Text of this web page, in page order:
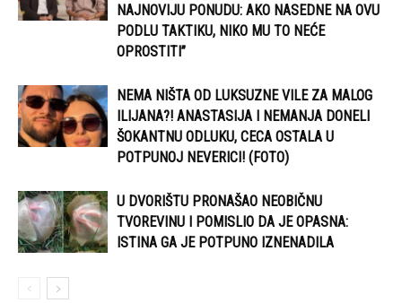
NAJNOVIJU PONUDU: AKO NASEDNE NA OVU
PODLU TAKTIKU, NIKO MU TO NEĆE
OPROSTITI”
NEMA NIŠTA OD LUKSUZNE VILE ZA MALOG
ILIJANA?! ANASTASIJA I NEMANJA DONELI
ŠOKANTNU ODLUKU, CECA OSTALA U
POTPUNOJ NEVERICI! (FOTO)
U DVORIŠTU PRONAŠAO NEOBIČNU
TVOREVINU I POMISLIO DA JE OPASNA:
ISTINA GA JE POTPUNO IZNENADILA